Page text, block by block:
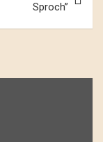
Sproch”